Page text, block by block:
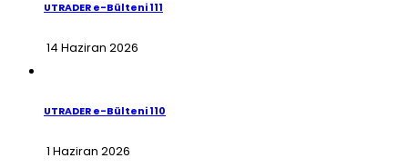
UTRADER e-Bülteni 111
14 Haziran 2026
UTRADER e-Bülteni 110
1 Haziran 2026